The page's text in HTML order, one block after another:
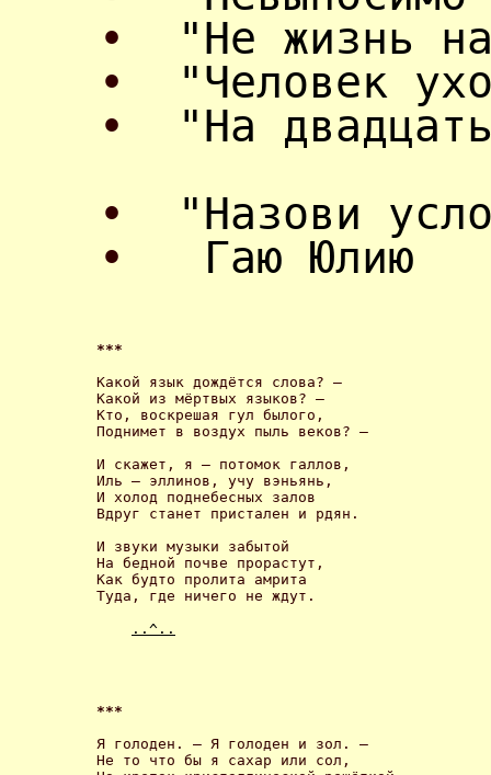
•
"Не жизнь
•
"Человек
•
"На
•
"Назови
•
Гаю Юлию
***
Какой язык дождётся слова? –
Какой из мёртвых языков? –
Кто, воскрешая гул былого,
Поднимет в воздух пыль веков? –
И скажет, я – потомок галлов,
Иль – эллинов, учу вэньянь,
И холод поднебесных залов
Вдруг станет пристален и рдян.
И звуки музыки забытой
На бедной почве прорастут,
Как будто пролита амрита
Туда, где ничего не ждут.
..^..
***
Я голоден. – Я голоден и зол. –
Не то что бы я сахар или сол,